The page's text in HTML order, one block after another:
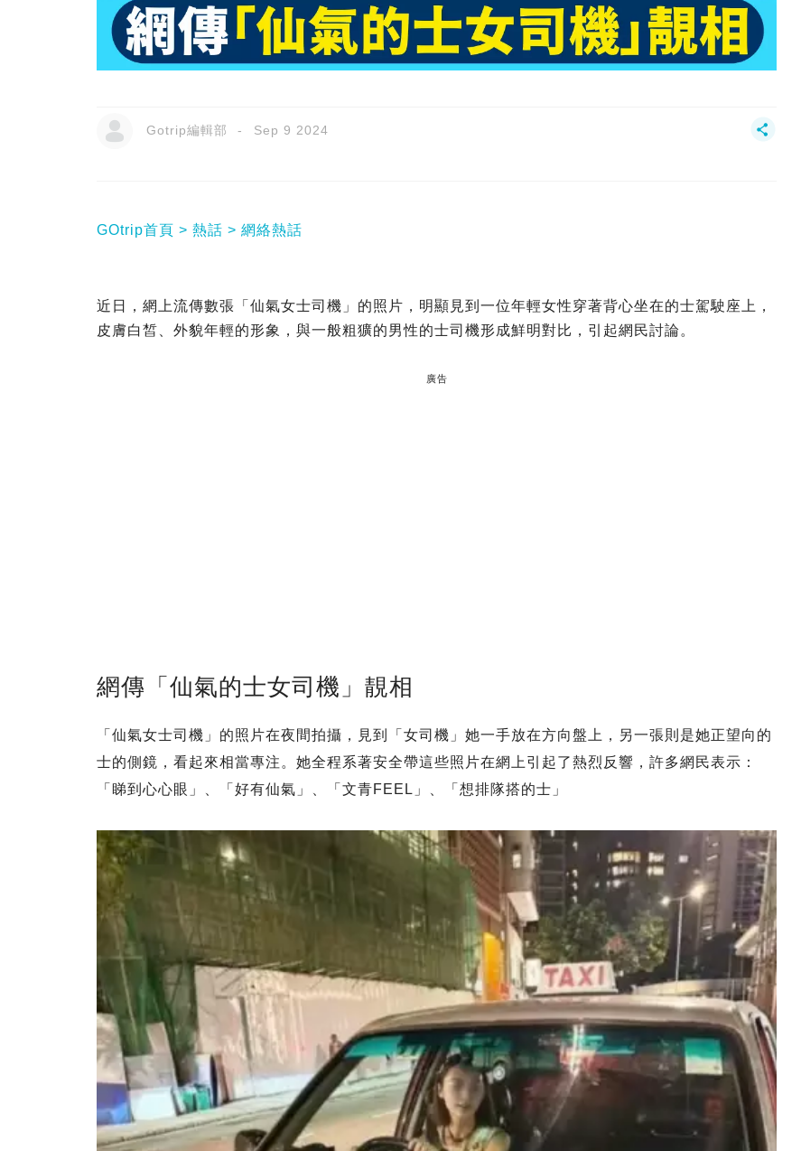
Gotrip編輯部 Sep 9 2024
GOtrip首頁 熱話 網絡熱話
近日，網上流傳數張「仙氣女士司機」的照片，明顯見到一位年輕女性穿著背心坐在的士駕駛座上，
皮膚白皙、外貌年輕的形象，與一般粗獷的男性的士司機形成鮮明對比，引起網民討論。
廣告
網傳「仙氣的士女司機」靚相
「仙氣女士司機」的照片在夜間拍攝，見到「女司機」她一手放在方向盤上，另一張則是她正望向的
士的側鏡，看起來相當專注。她全程系著安全帶這些照片在網上引起了熱烈反響，許多網民表示：
「睇到心心眼」、「好有仙氣」、「文青FEEL」、「想排隊搭的士」